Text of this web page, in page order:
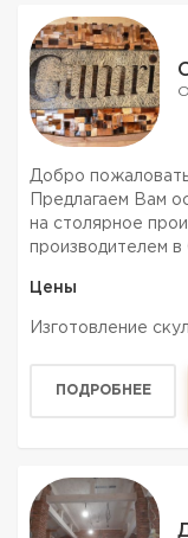
Добро
Предлагаем Вам
на столярное
производителем
конструкций и
фотографии
Цены
Изготовление
ПОДРОБНЕЕ